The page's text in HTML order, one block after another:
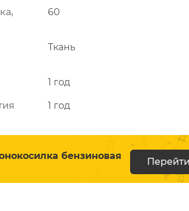
60
Ткань
1 год
1 год
бензиновая